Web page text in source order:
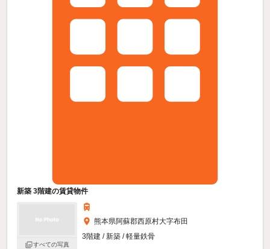
新築 3階建の賃貸物件
すべての写真
熊本県阿蘇郡西原村大字布田
3階建 / 新築 / 軽量鉄骨